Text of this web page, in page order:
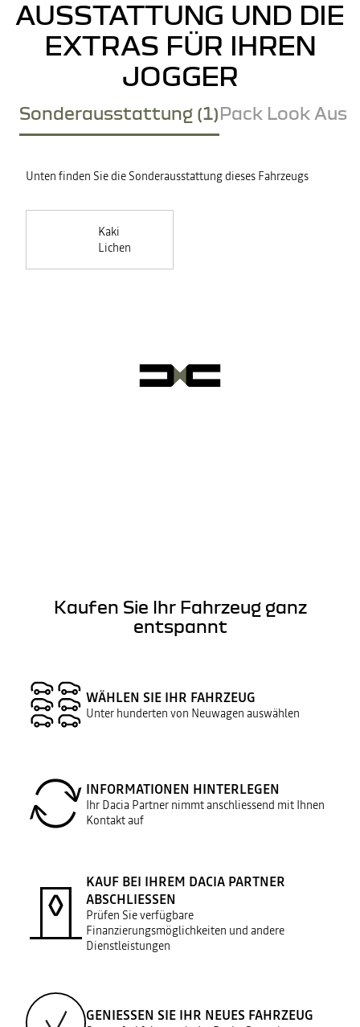
AUSSTATTUNG UND DIE
EXTRAS FÜR IHREN
JOGGER
Sonderausstattung (1)Pack Look
Unten finden Sie die Sonderausstattung dieses Fahrzeugs
Kaki
Lichen
Kaufen Sie Ihr Fahrzeug ganz
entspannt
WÄHLEN SIE IHR FAHRZEUG
Unter hunderten von Neuwagen auswählen
INFORMATIONEN HINTERLEGEN
Ihr Dacia Partner nimmt anschliessend mit Ihnen
Kontakt auf
KAUF BEI IHREM DACIA PARTNER
ABSCHLIESSEN
Prüfen Sie verfügbare
Finanzierungsmöglichkeiten und andere
Dienstleistungen
GENIESSEN SIE IHR NEUES FAHRZEUG